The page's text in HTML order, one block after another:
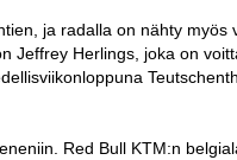
ja radalla on nähty myös
Jeffrey Herlings, joka on
Red Bull KTM:n